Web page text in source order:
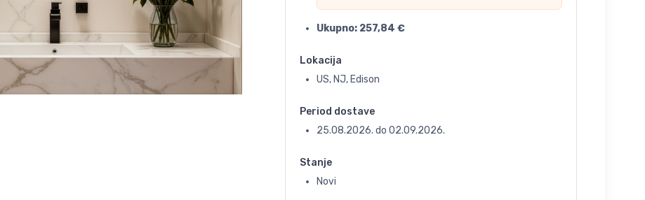
Ukupno: 257,84 €
Lokacija
US, NJ, Edison
Period dostave
25.08.2026. do 02.09.2026.
Stanje
Novi